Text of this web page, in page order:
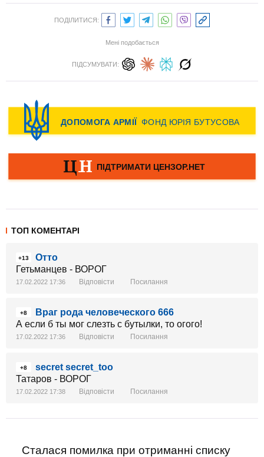
ПОДІЛИТИСЯ:
Мені подобається
ПІДСУМУВАТИ:
ТОП КОМЕНТАРІ
+13
Отто
Гетьманцев - ВОРОГ
17.02.2022 17:36 Відповісти Посилання
+8
Враг рода человеческого 666
А если б ты мог слезть с бутылки, то огого!
17.02.2022 17:36 Відповісти Посилання
+8
secret secret_too
Татаров - ВОРОГ
17.02.2022 17:38 Відповісти Посилання
Сталася помилка при отриманні списку